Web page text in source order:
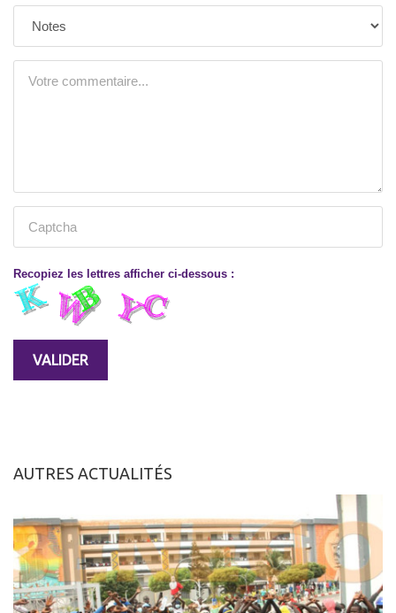
Recopiez les lettres afficher ci-dessous :
AUTRES ACTUALITÉS